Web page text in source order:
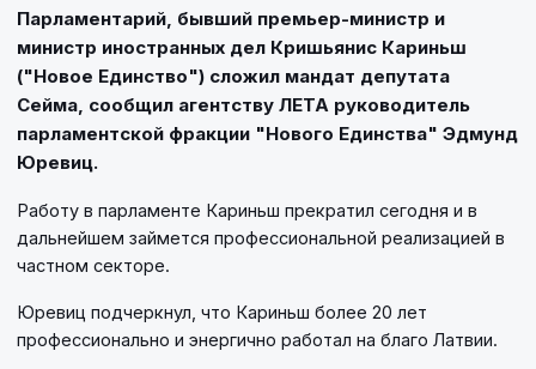
Парламентарий, бывший премьер-министр и
министр иностранных дел Кришьянис Кариньш
("Новое Единство") сложил мандат депутата
Сейма, сообщил агентству ЛЕТА руководитель
парламентской фракции "Нового Единства" Эдмунд
Юревиц.
Работу в парламенте Кариньш прекратил сегодня и в
дальнейшем займется профессиональной реализацией в
частном секторе.
Юревиц подчеркнул, что Кариньш более 20 лет
профессионально и энергично работал на благо Латвии.